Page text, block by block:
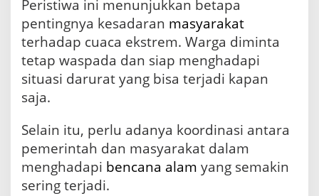
Peristiwa ini menunjukkan betapa
pentingnya kesadaran masyarakat
terhadap cuaca ekstrem. Warga diminta
tetap waspada dan siap menghadapi
situasi darurat yang bisa terjadi kapan
saja.
Selain itu, perlu adanya koordinasi antara
pemerintah dan masyarakat dalam
menghadapi bencana alam yang semakin
sering terjadi.